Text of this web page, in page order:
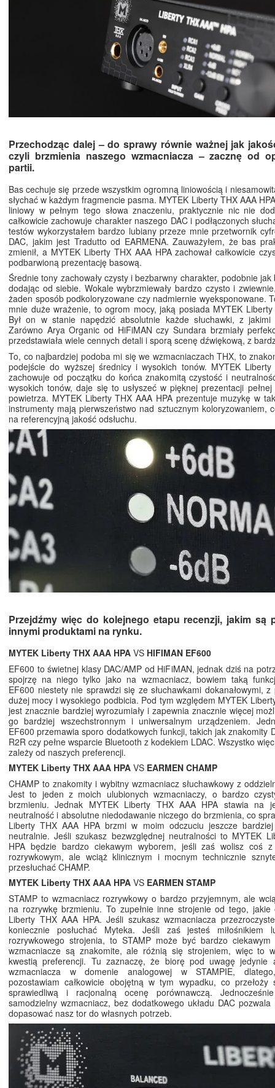
Przechodząc dalej – do sprawy równie ważnej jak
czyli brzmienia naszego wzmacniacza – zacznę od
partii.
Bas cechuje się przede wszystkim ogromną liniowością i
słychać w każdym fragmencie pasma. MYTEK Liberty THX AAA
liniowy w pełnym tego słowa znaczeniu, praktycznie nic nie
całkowicie zachowuje charakter naszego DAC i podłączonych
testów wykorzystałem bardzo lubiany przeze mnie przetwornik
DAC, jakim jest Tradutto od EARMENA. Zauważyłem, że bas
zmienił, a MYTEK Liberty THX AAA HPA zachował całkowicie
podbarwioną prezentację basową.
Średnie tony zachowały czysty i bezbarwny charakter, podobnie
dodając od siebie. Wokale wybrzmiewały bardzo czysto i
żaden sposób podkoloryzowane czy nadmiernie wyeksponowane.
mnie duże wrażenie, to ogrom mocy, jaką posiada MYTEK Liberty
Był on w stanie napędzić absolutnie każde słuchawki, z jakimi
Zarówno Arya Organic od HiFiMAN czy Sundara brzmiały
przedstawiała wiele cennych detali i sporą scenę dźwiękową, z
To, co najbardziej podoba mi się we wzmacniaczach THX, to
podejście do wyższej średnicy i wysokich tonów. MYTEK Liberty
zachowuje od początku do końca znakomitą czystość i
wysokich tonów, daje się to usłyszeć w pięknej prezentacji
powietrza. MYTEK Liberty THX AAA HPA prezentuje muzykę w
instrumenty mają pierwszeństwo nad sztucznym koloryzowaniem,
na referencyjną jakość odsłuchu.
Przejdźmy więc do kolejnego etapu recenzji, jakim są
innymi produktami na rynku.
MYTEK Liberty THX AAA HPA VS HIFIMAN EF600
EF600 to świetnej klasy DAC/AMP od HiFiMAN, jednak dziś na
spojrzę na niego tylko jako na wzmacniacz, bowiem taką
EF600 niestety nie sprawdzi się ze słuchawkami dokanałowymi,
dużej mocy i wysokiego podbicia. Pod tym względem MYTEK
jest znacznie bardziej wyrozumiały i zapewnia znacznie więcej
go bardziej wszechstronnym i uniwersalnym urządzeniem.
EF600 przemawia sporo dodatkowych funkcji, takich jak znakomity
R2R czy pełne wsparcie Bluetooth z kodekiem LDAC. Wszystko
zależy od naszych preferencji.
MYTEK Liberty THX AAA HPA VS EARMEN CHAMP
CHAMP to znakomity i wybitny wzmacniacz słuchawkowy z
Jest to jeden z moich ulubionych wzmacniaczy, o bardzo
brzmieniu. Jednak MYTEK Liberty THX AAA HPA stawia na
neutralność i absolutne niedodawanie niczego do brzmienia, co
Liberty THX AAA HPA brzmi w moim odczuciu jeszcze
neutralnie. Jeśli szukasz bezwzględnej neutralności to MYTEK
HPA będzie bardzo ciekawym wyborem, jeśli zaś wolisz coś
rozrywkowym, ale wciąż klinicznym i mocnym technicznie
przesłuchać CHAMP.
MYTEK Liberty THX AAA HPA VS EARMEN STAMP
STAMP to wzmacniacz rozrywkowy o bardzo przyjemnym, ale
na rozrywkę brzmieniu. To zupełnie inne strojenie od tego, jakie
Liberty THX AAA HPA. Jeśli szukasz wzmacniacza
koniecznie posłuchać Myteka. Jeśli zaś jesteś miłośnikiem
rozrywkowego strojenia, to STAMP może być bardzo
wzmacniacze są znakomite, ale różnią się strojeniem, więc to
kwestią preferencji. Tu zaznaczę, że biorę pod uwagę jedynie
wzmacniacza w domenie analogowej w STAMPIE,
pozostawiam całkowicie obojętną w tym wypadku, co
sprawiedliwą i racjonalną ocenę porównawczą.
samodzielny wzmacniacz, bez dodatkowego układu DAC pozwala
dopasować nasz tor do własnych potrzeb.